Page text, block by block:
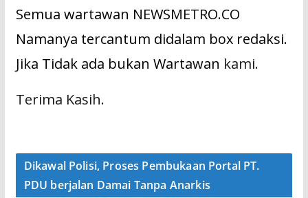
Semua wartawan NEWSMETRO.CO
Namanya tercantum didalam box redaksi.
Jika Tidak ada bukan Wartawan kami.
Terima Kasih.
Dikawal Polisi, Proses Pembukaan Portal PT.
PDU berjalan Damai Tanpa Anarkis